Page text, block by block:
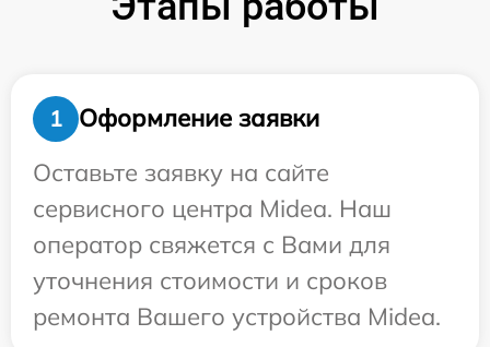
1
Оформление заявки
Оставьте заявку на сайте
сервисного центра Midea. Наш
оператор свяжется с Вами для
уточнения стоимости и сроков
ремонта Вашего устройства Midea.